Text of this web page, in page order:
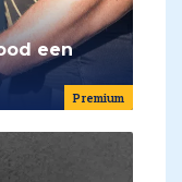
Premium
een